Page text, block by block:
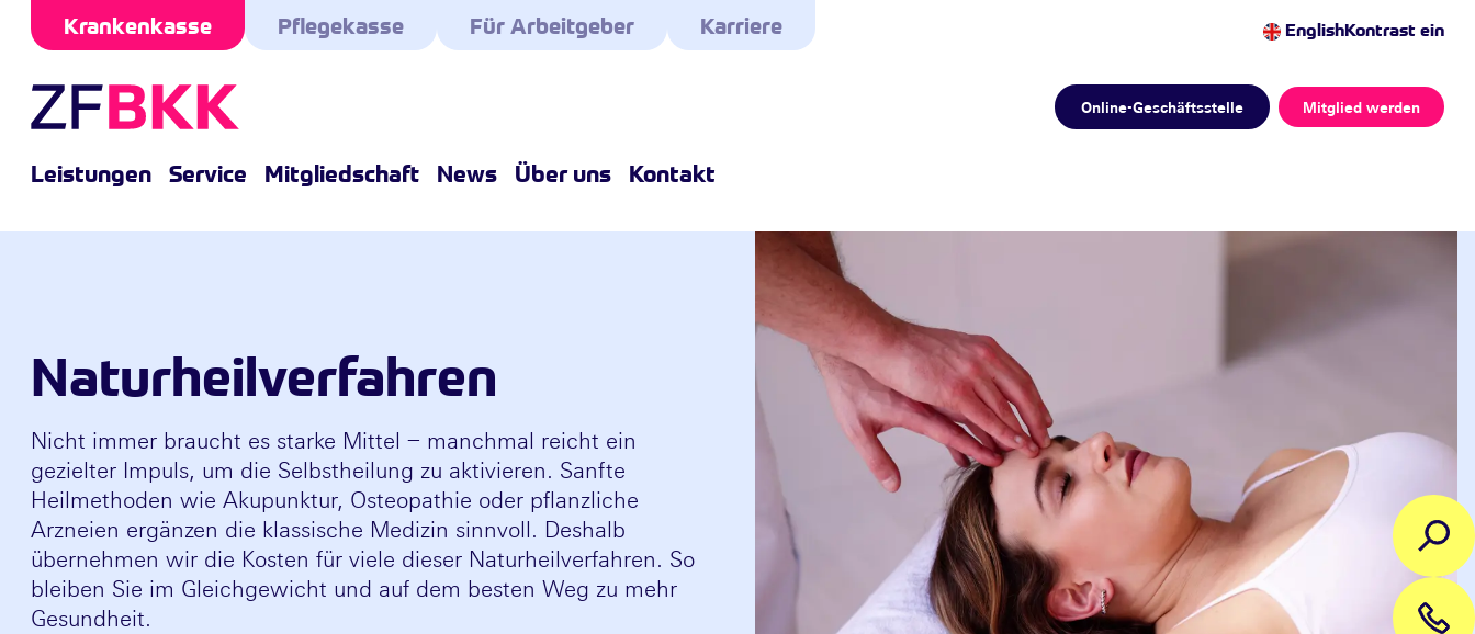
Skip to the content
Krankenkasse Pflegekasse Für Arbeitgeber Karriere EnglishKontrast ein
Online-Geschäftsstelle Mitglied werden
Leistungen Service Mitgliedschaft News Über uns Kontakt
Naturheilverfahren
Nicht immer braucht es starke Mittel – manchmal reicht ein
gezielter Impuls, um die Selbstheilung zu aktivieren. Sanfte
Heilmethoden wie Akupunktur, Osteopathie oder pflanzliche
Arzneien ergänzen die klassische Medizin sinnvoll. Deshalb
übernehmen wir die Kosten für viele dieser Naturheilverfahren. So
bleiben Sie im Gleichgewicht und auf dem besten Weg zu mehr
Gesundheit.